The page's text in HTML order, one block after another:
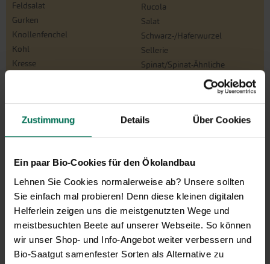
Zustimmung Details Über Cookies
Ein paar Bio-Cookies für den Ökolandbau
Lehnen Sie Cookies normalerweise ab? Unsere sollten
Sie einfach mal probieren! Denn diese kleinen digitalen
Helferlein zeigen uns die meistgenutzten Wege und
meistbesuchten Beete auf unserer Webseite. So können
wir unser Shop- und Info-Angebot weiter verbessern und
Bio-Saatgut samenfester Sorten als Alternative zu
Feldsalat
Gurken
Knollenfenchel
Kohl
Kresse
Mangold
Melone
Möhren
Rucola
Salat
Schwarz-/Haferwurzel
Sellerie
Spinat/Spinat-Ähnliche
Zucchini
Zwiebeln
Kräuter
Basilikum
Bohnenkraut
Borretsch
Brunnenkresse
Melisse
Oregano
Petersilie
Pimpinelle